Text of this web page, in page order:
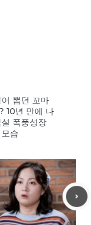
뽑던 꼬마
10년 만에 나
폭풍성장
습